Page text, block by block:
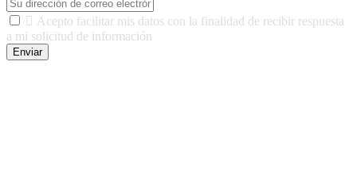
 Acepto facilitar mis datos con la finalidad de recibir respuesta
a mi solicitud de información
Enviar